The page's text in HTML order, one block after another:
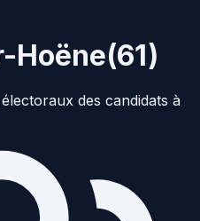
Hoëne(61)
des candidats à